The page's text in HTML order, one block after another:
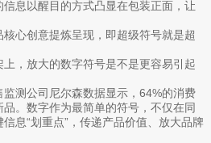
息以醒目的方式凸显在包装正面，让
心创意提炼呈现，即超级符号就是超
，放大的数字符号是不是更容易引起
测公司尼尔森数据显示，64%的消费
。数字作为最简单的符号，不仅在同
息“划重点”，传递产品价值、放大品牌